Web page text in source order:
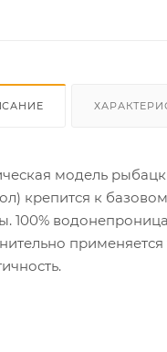
модель
крепится к
100%